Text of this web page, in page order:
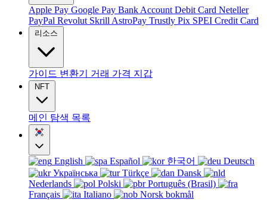
Apple Pay Google Pay Bank Account Debit Card Neteller
PayPal Revolut Skrill AstroPay Trustly Pix SPEI Credit Card
리소스
가이드 변환기 거래 가격 지갑
NFT
메인 탐색 목록
English Español 한국어
Deutsch
Українська
Türkçe
Dansk
Nederlands
Polski
Português (Brasil)
Français
Italiano
Norsk bokmål